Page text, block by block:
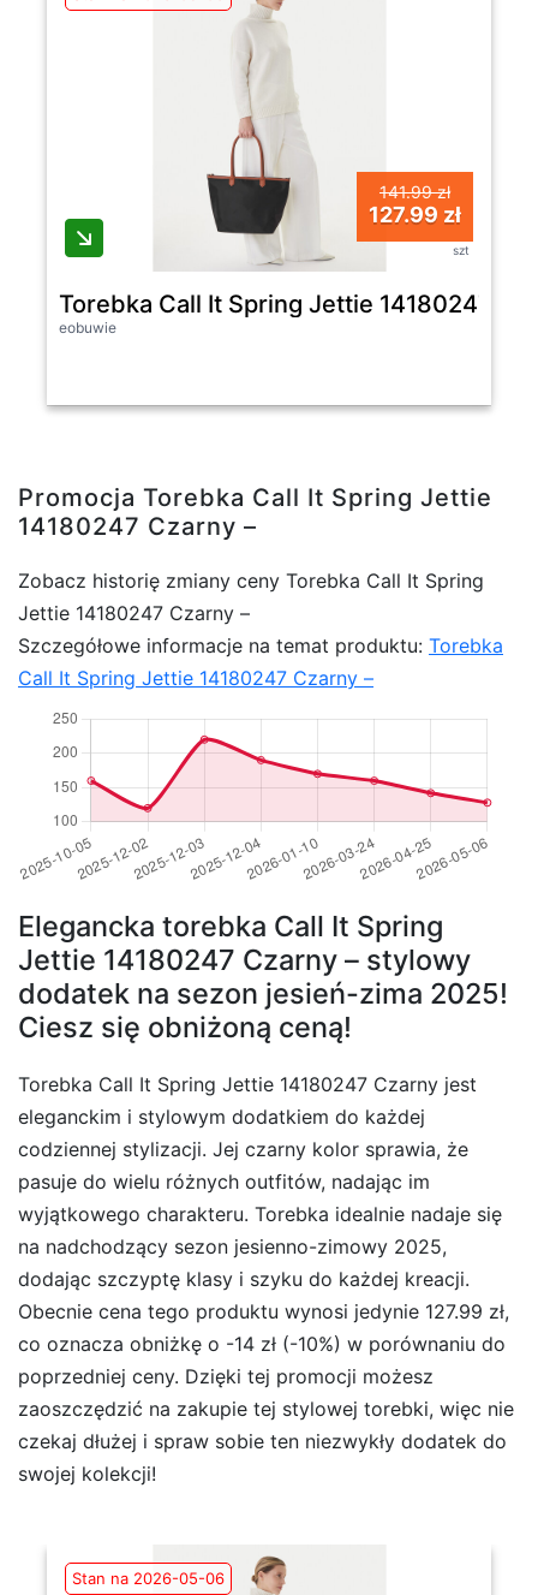
141.99 zł
127.99 zł
szt
Torebka Call It Spring Jettie 14180247
eobuwie
Promocja Torebka Call It Spring Jettie
14180247 Czarny –
Zobacz historię zmiany ceny Torebka Call It Spring
Jettie 14180247 Czarny –
Szczegółowe informacje na temat produktu: Torebka
Call It Spring Jettie 14180247 Czarny –
Elegancka torebka Call It Spring
Jettie 14180247 Czarny – stylowy
dodatek na sezon jesień-zima 2025!
Ciesz się obniżoną ceną!
Torebka Call It Spring Jettie 14180247 Czarny jest
eleganckim i stylowym dodatkiem do każdej
codziennej stylizacji. Jej czarny kolor sprawia, że
pasuje do wielu różnych outfitów, nadając im
wyjątkowego charakteru. Torebka idealnie nadaje się
na nadchodzący sezon jesienno-zimowy 2025,
dodając szczyptę klasy i szyku do każdej kreacji.
Obecnie cena tego produktu wynosi jedynie 127.99 zł,
co oznacza obniżkę o -14 zł (-10%) w porównaniu do
poprzedniej ceny. Dzięki tej promocji możesz
zaoszczędzić na zakupie tej stylowej torebki, więc nie
czekaj dłużej i spraw sobie ten niezwykły dodatek do
swojej kolekcji!
Stan na 2026-05-06